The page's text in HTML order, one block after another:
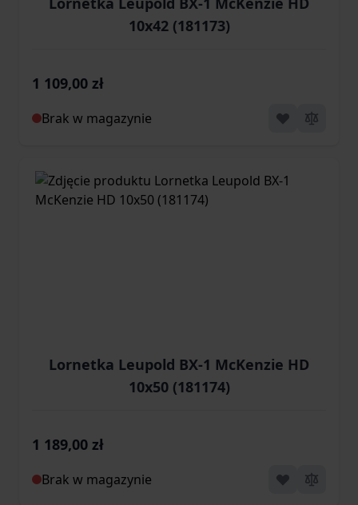
10x42 (181173)
1 109,00 zł
Brak w magazynie
Lornetka Leupold BX-1 McKenzie HD
10x50 (181174)
1 189,00 zł
Brak w magazynie